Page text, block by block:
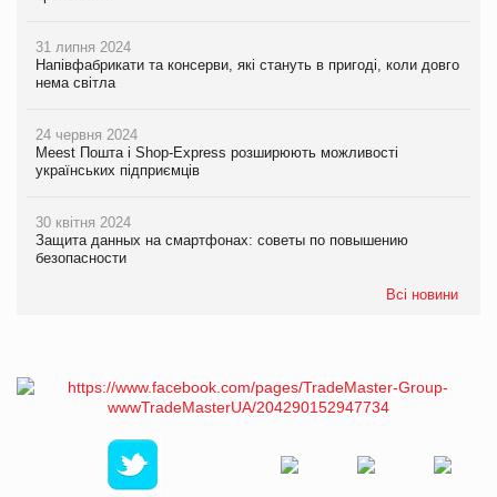
31 липня 2024
Напівфабрикати та консерви, які стануть в пригоді, коли довго
нема світла
24 червня 2024
Meest Пошта і Shop-Express розширюють можливості
українських підприємців
30 квітня 2024
Защита данных на смартфонах: советы по повышению
безопасности
Всі новини